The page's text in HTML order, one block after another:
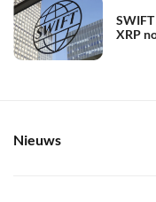
XRP
Nieuws